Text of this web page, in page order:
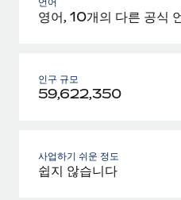
영어, 10개의 다른 공식
인구 규모
59,622,350
사업하기 쉬운 정도
쉽지 않습니다